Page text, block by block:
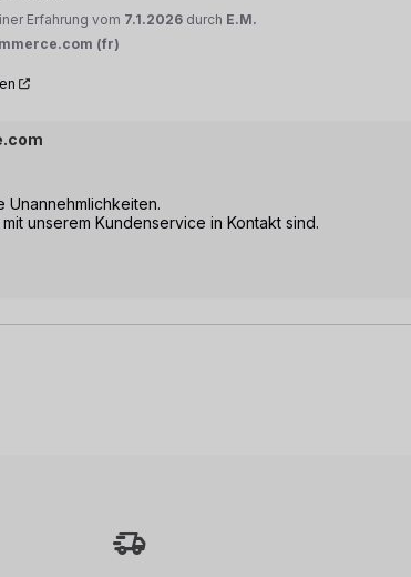
Erfahrung vom 7.1.2026 durch E.M.
(fr)
Unannehmlichkeiten.
unserem Kundenservice in Kontakt sind.